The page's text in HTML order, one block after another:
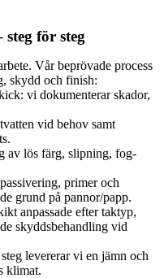
för steg
Vår beprövade process
skydd och finish:
vi dokumenterar skador,
vid behov samt
av lös färg, slipning, fog-
primer och
grund på pannor/papp.
anpassade efter taktyp,
skyddsbehandling vid
levererar vi en jämn och
klimat.